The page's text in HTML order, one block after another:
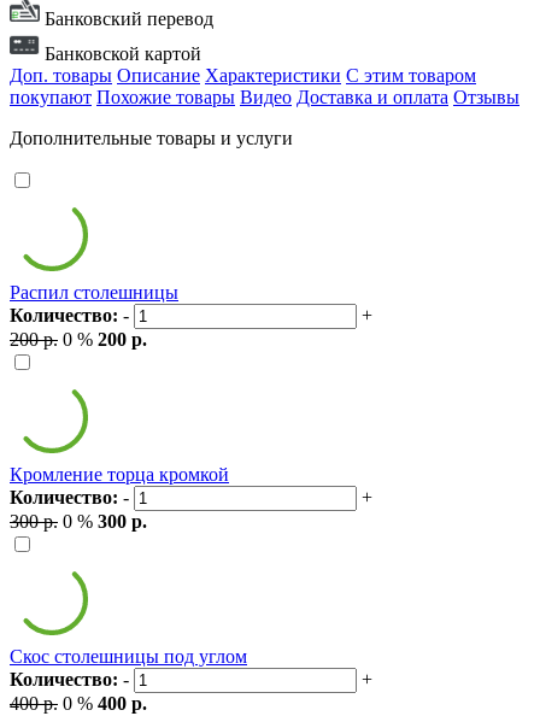
Банковский перевод
Банковской картой
Доп. товары Описание Характеристики С этим товаром
покупают Похожие товары Видео Доставка и оплата Отзывы
Дополнительные товары и услуги
Распил столешницы
Количество: -
+
200 р. 0 % 200 р.
Кромление торца кромкой
Количество: -
+
300 р. 0 % 300 р.
Скос столешницы под углом
Количество: -
+
400 р. 0 % 400 р.